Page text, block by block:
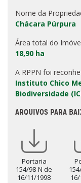
Nome da
Chácara Púrpura
Área total do
18,90 ha
A RPPN foi
Instituto Chico
Biodiversidade
ARQUIVOS PARA
Portaria
154/98-N de
16/11/1998